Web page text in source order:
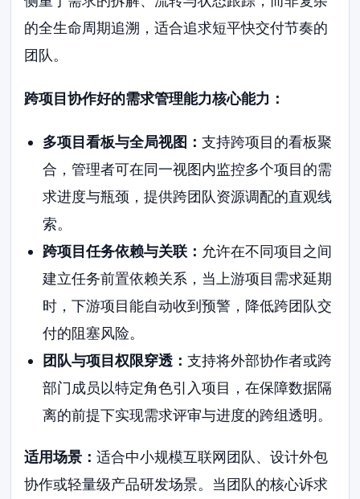
的全生命周期追溯，适合追求短平快交付节奏的
团队。
跨项目协作好的需求管理能力核心能力：
多项目看板与全局视图： 支持跨项目的看板聚
合，管理者可在同一视图内监控多个项目的需
求进度与瓶颈，提供跨团队资源调配的直观线
索。
跨项目任务依赖与关联： 允许在不同项目之间
建立任务前置依赖关系，当上游项目需求延期
时，下游项目能自动收到预警，降低跨团队交
付的阻塞风险。
团队与项目权限穿透： 支持将外部协作者或跨
部门成员以特定角色引入项目，在保障数据隔
离的前提下实现需求评审与进度的跨组透明。
适用场景：适合中小规模互联网团队、设计外包
协作或轻量级产品研发场景。当团队的核心诉求